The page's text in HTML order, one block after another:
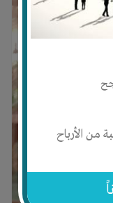
الأرباح